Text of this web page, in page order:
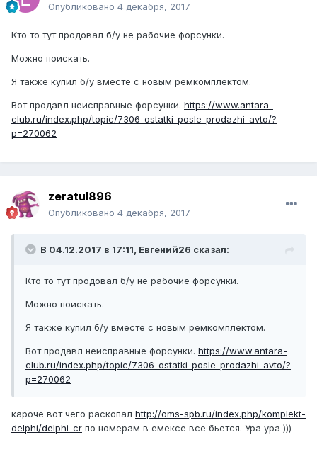
Опубликовано 4 декабря, 2017
Кто то тут продовал б/у не рабочие форсунки.
Можно поискать.
Я также купил б/у вместе с новым ремкомплектом.
Вот продавл неисправные форсунки. https://www.antara-
club.ru/index.php/topic/7306-ostatki-posle-prodazhi-avto/?
p=270062
zeratul896
Опубликовано 4 декабря, 2017
В 04.12.2017 в 17:11, Евгений26 сказал:
Кто то тут продовал б/у не рабочие форсунки.
Можно поискать.
Я также купил б/у вместе с новым ремкомплектом.
Вот продавл неисправные форсунки. https://www.antara-
club.ru/index.php/topic/7306-ostatki-posle-prodazhi-avto/?
p=270062
кароче вот чего раскопал http://oms-spb.ru/index.php/komplekt-
delphi/delphi-cr по номерам в емексе все бьется. Ура ура )))